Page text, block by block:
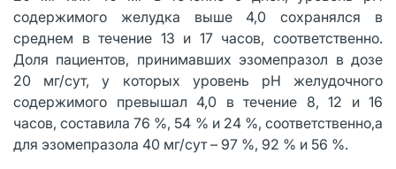
содержимого желудка выше 4,0 сохранялся в
среднем в течение 13 и 17 часов, соответственно.
Доля пациентов, принимавших эзомепразол в дозе
20 мг/сут, у которых уровень рН желудочного
содержимого превышал 4,0 в течение 8, 12 и 16
часов, составила 76 %, 54 % и 24 %, соответственно,а
для эзомепразола 40 мг/сут – 97 %, 92 % и 56 %.